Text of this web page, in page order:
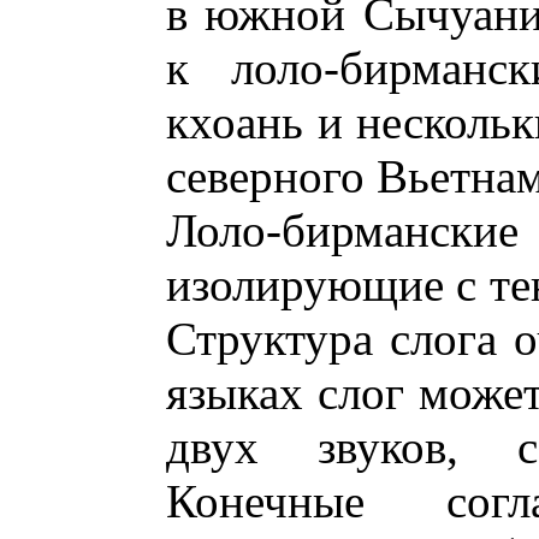
в южной
к лоло-
кхоань и
северного
Лоло-
изолирующие с
Структура слога
языках слог
двух звуков,
Конечные